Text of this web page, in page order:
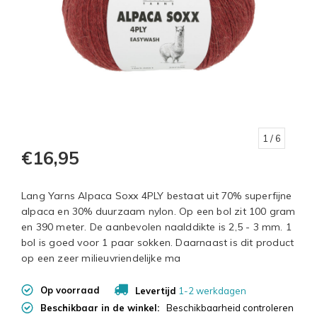
1 / 6
€16,95
Lang Yarns Alpaca Soxx 4PLY bestaat uit 70% superfijne
alpaca en 30% duurzaam nylon. Op een bol zit 100 gram
en 390 meter. De aanbevolen naalddikte is 2,5 - 3 mm. 1
bol is goed voor 1 paar sokken. Daarnaast is dit product
op een zeer milieuvriendelijke ma
Op voorraad Levertijd 1-2 werkdagen
Beschikbaar in de winkel:
Beschikbaarheid controleren